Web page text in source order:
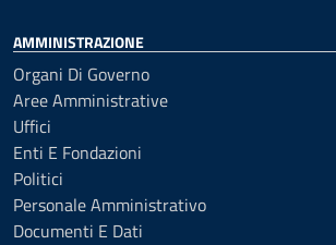
AMMINISTRAZIONE
Organi Di Governo
Aree Amministrative
Uffici
Enti E Fondazioni
Politici
Personale Amministrativo
Documenti E Dati